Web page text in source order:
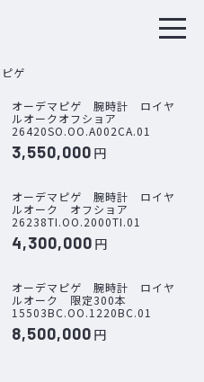
ゲ
オーデマピゲ 腕時計 ロイヤ
ルオークオフショア
26420SO.OO.A002CA.01
3,550,000 円
オーデマピゲ 腕時計 ロイヤ
ルオーク オフショア
26238TI.OO.2000TI.01
4,300,000 円
オーデマピゲ 腕時計 ロイヤ
ルオーク 限定300本
15503BC.OO.1220BC.01
8,500,000 円